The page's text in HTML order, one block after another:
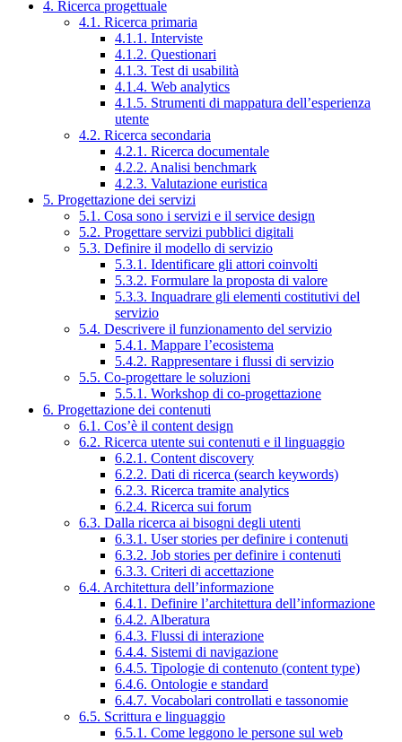
4. Ricerca progettuale
4.1. Ricerca primaria
4.1.1. Interviste
4.1.2. Questionari
4.1.3. Test di usabilità
4.1.4. Web analytics
4.1.5. Strumenti di mappatura dell’esperienza
utente
4.2. Ricerca secondaria
4.2.1. Ricerca documentale
4.2.2. Analisi benchmark
4.2.3. Valutazione euristica
5. Progettazione dei servizi
5.1. Cosa sono i servizi e il service design
5.2. Progettare servizi pubblici digitali
5.3. Definire il modello di servizio
5.3.1. Identificare gli attori coinvolti
5.3.2. Formulare la proposta di valore
5.3.3. Inquadrare gli elementi costitutivi del
servizio
5.4. Descrivere il funzionamento del servizio
5.4.1. Mappare l’ecosistema
5.4.2. Rappresentare i flussi di servizio
5.5. Co-progettare le soluzioni
5.5.1. Workshop di co-progettazione
6. Progettazione dei contenuti
6.1. Cos’è il content design
6.2. Ricerca utente sui contenuti e il linguaggio
6.2.1. Content discovery
6.2.2. Dati di ricerca (search keywords)
6.2.3. Ricerca tramite analytics
6.2.4. Ricerca sui forum
6.3. Dalla ricerca ai bisogni degli utenti
6.3.1. User stories per definire i contenuti
6.3.2. Job stories per definire i contenuti
6.3.3. Criteri di accettazione
6.4. Architettura dell’informazione
6.4.1. Definire l’architettura dell’informazione
6.4.2. Alberatura
6.4.3. Flussi di interazione
6.4.4. Sistemi di navigazione
6.4.5. Tipologie di contenuto (content type)
6.4.6. Ontologie e standard
6.4.7. Vocabolari controllati e tassonomie
6.5. Scrittura e linguaggio
6.5.1. Come leggono le persone sul web